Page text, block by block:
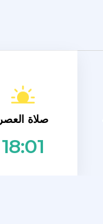
صلاة العصر
18:01